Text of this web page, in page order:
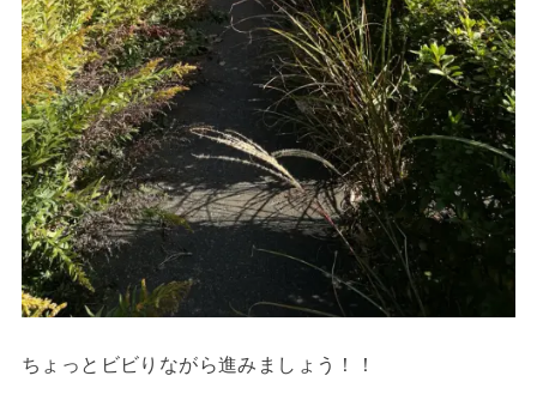
ちょっとビビりながら進みましょう！！